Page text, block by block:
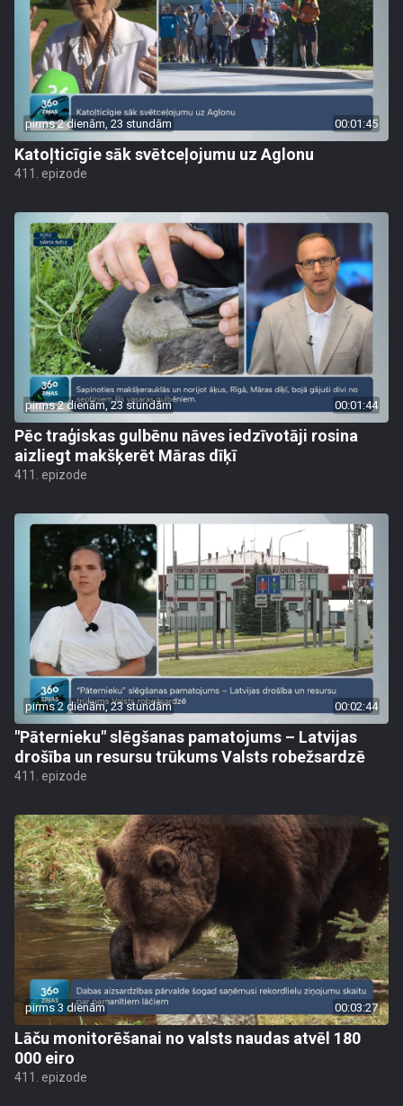
pirms 2 dienām, 23 stundām 00:01:45
Katoļticīgie sāk svētceļojumu uz Aglonu
411. epizode
pirms 2 dienām, 23 stundām 00:01:44
Pēc traģiskas gulbēnu nāves iedzīvotāji rosina
aizliegt makšķerēt Māras dīķī
411. epizode
pirms 2 dienām, 23 stundām 00:02:44
"Pāternieku" slēgšanas pamatojums – Latvijas
drošība un resursu trūkums Valsts robežsardzē
411. epizode
pirms 3 dienām 00:03:27
Lāču monitorēšanai no valsts naudas atvēl 180
000 eiro
411. epizode